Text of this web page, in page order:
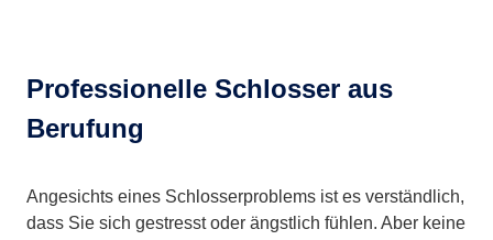
Professionelle Schlosser aus
Berufung
Angesichts eines Schlosserproblems ist es verständlich,
dass Sie sich gestresst oder ängstlich fühlen. Aber keine